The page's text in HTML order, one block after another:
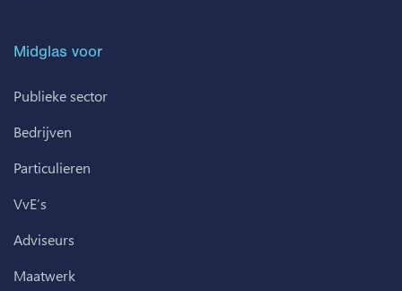
Midglas voor
Publieke sector
Bedrijven
Particulieren
VvE’s
Adviseurs
Maatwerk